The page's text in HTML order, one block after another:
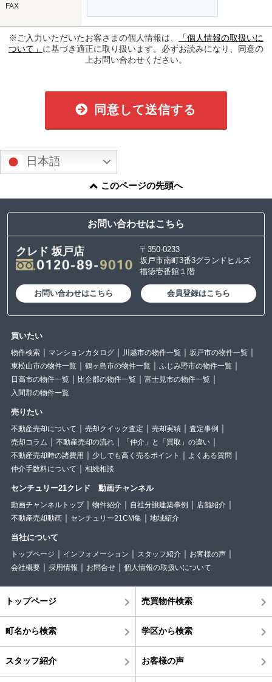
FAX
※ご入力いただいたお客さまの個人情報は、
「個人情報の取扱いに
ついて」 に基づき適正に取り扱います。必ずお読みになり、同意の
上お問い合わせください。
同意して送信する
日本語
このページの先頭へ
お問い合わせはこちら
クレド 坂戸店
〒350-0233
坂戸市南町3番3グランドヒルズ
福徳壱番館１階
お問い合わせはこちら 会員登録はこちら
買いたい
物件検索 マンションカタログ 川越市の物件一覧
坂戸市の物件一覧
東松山市の物件一覧
鶴ヶ島市の物件一覧
ふじみ野市の物件一覧
日高市の物件一覧
比企郡の物件一覧
富士見市の物件一覧
入間郡の物件一覧
売りたい
不動産売却について 売却クイック査定 売却実績
査定事例
売却コラム
不動産売却の流れ
「仲介」と「買取」の違い
不動産売却時の諸費用
少しでも高く売るポイント
よくある質問
仲介手数料について
相続相談
センチュリー21クレド 動画チャンネル
動画チャンネルトップ 物件紹介 自社分譲建築事例
店舗紹介
不動産売却動画
センチュリー21CM集 地域紹介
当社について
トップページ インフォメーション スタッフ紹介
お客様の声
会社概要
採用情報 お問合せ 個人情報の取扱いについて
トップページ 売買物件検索
町名から検索 学区から検索
スタッフ紹介 お客様の声